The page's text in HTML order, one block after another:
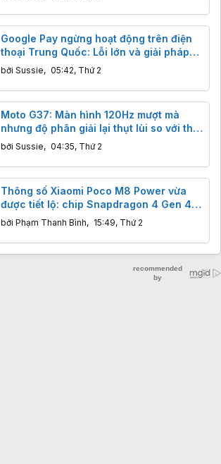
Google Pay ngừng hoạt động trên điện
thoại Trung Quốc: Lỗi lớn và giải pháp
bất ngờ
bởi Sussie, 05:42, Thứ 2
Moto G37: Màn hình 120Hz mượt mà
nhưng độ phân giải lại thụt lùi so với thế
hệ trước
bởi Sussie, 04:35, Thứ 2
Thông số Xiaomi Poco M8 Power vừa
được tiết lộ: chip Snapdragon 4 Gen 4
và màn hình FHD+ 6,9 inch tần số
bởi Phạm Thanh Bình, 15:49, Thứ 2